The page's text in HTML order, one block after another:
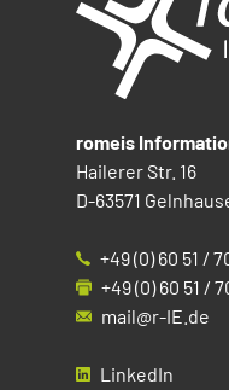
romeis
Hailerer Str. 16
D-63571
+49 (0) 60 51 /
+49 (0) 60 51 /
mail@r-IE.de
LinkedIn